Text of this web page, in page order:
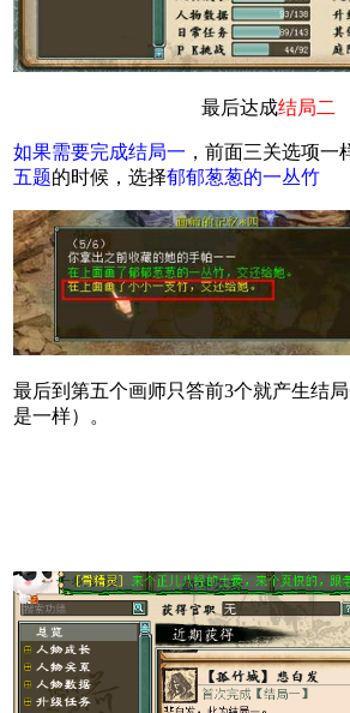
最后达成结局二
如果需要完成结局一 ，前面三关选项一
五题的时候，选择郁郁葱葱的一丛竹
最后到第五个画师只答前3个就产生结
是一样）。